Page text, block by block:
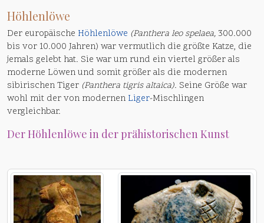
Höhlenlöwe
Der europäische Höhlenlöwe (Panthera leo spelaea, 300.000
bis vor 10.000 Jahren) war vermutlich die größte Katze, die
jemals gelebt hat. Sie war um rund ein viertel größer als
moderne Löwen und somit größer als die modernen
sibirischen Tiger (Panthera tigris altaica). Seine Größe war
wohl mit der von modernen Liger-Mischlingen
vergleichbar.
Der Höhlenlöwe in der prähistorischen Kunst